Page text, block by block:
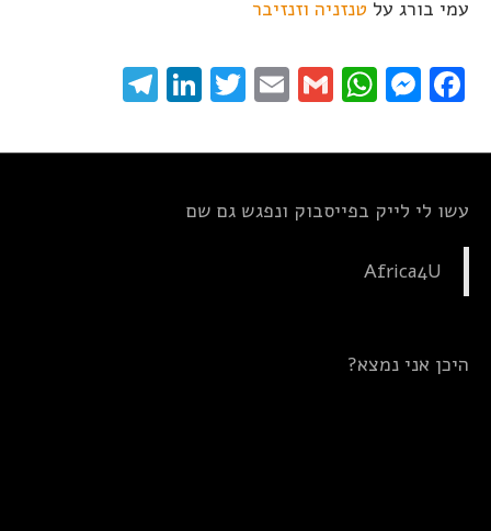
עמי בורג על טנזניה וזנזיבר
Facebook
Messenger
WhatsApp
Gmail
Email
Twitter
LinkedIn
עשו לי לייק בפייסבוק ונפגש גם שם
Africa4U
היכן אני נמצא?